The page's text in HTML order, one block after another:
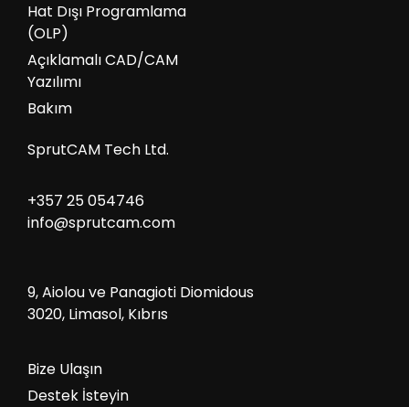
Hat Dışı Programlama
(OLP)
Açıklamalı CAD/CAM
Yazılımı
Bakım
SprutCAM Tech Ltd.
+357 25 054746
info@sprutcam.com
9, Aiolou ve Panagioti Diomidous
3020, Limasol, Kıbrıs
Bize Ulaşın
Destek İsteyin